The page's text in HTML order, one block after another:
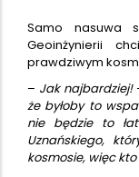
Samo nasuwa
Geoinżynierii
prawdziwym
– Jak najbardziej!
że byłoby to
nie będzie to
Uznańskiego,
kosmosie, więc